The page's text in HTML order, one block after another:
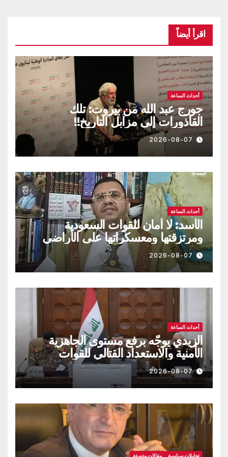
اقرأ أيضاً
أحداث الساعة
جورج عبد الله من بيروت: تلك
القاذورات إلى مزابل التاريخ!!
2026-08-07
أحداث الساعة
الأسد: لا أمان للقوات السعودية
ومرتزقتها ومعسكراتها على الأراضي
اليمنية
2026-08-07
أحداث الساعة
الزيدي يوجّه برفع مستوى الجاهزية
الأمنية والاستعداد القتالي للقوات
العراقية!!
2026-08-07
تحليلات سياسية مقالات متنوعة